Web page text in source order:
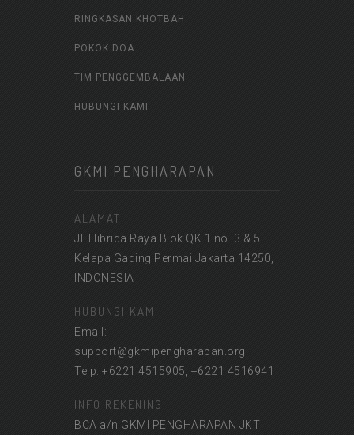
RINGKASAN KHOTBAH
POKOK DOA
TIM PENGGEMBALAAN
HUBUNGI KAMI
GKMI PENGHARAPAN
ALAMAT
Jl. Hibrida Raya Blok QK 1 no. 3 & 5
Kelapa Gading Permai Jakarta 14250,
INDONESIA
HUBUNGI KAMI
Email:
support@gkmipengharapan.org
Telp: +6221 4515905, +6221 4516941
INFO REKENING
BCA a/n GKMI PENGHARAPAN JKT